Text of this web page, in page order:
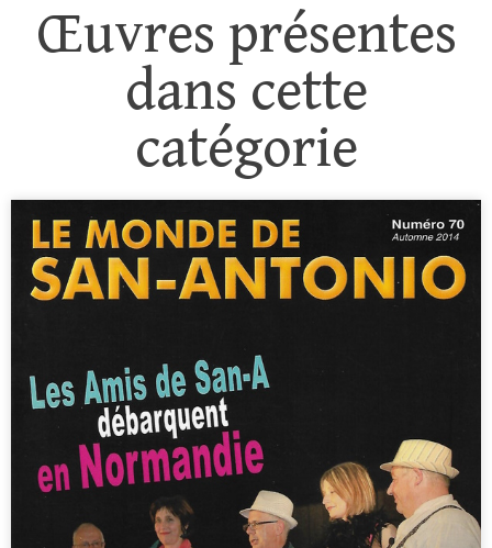
Œuvres présentes
dans cette
catégorie